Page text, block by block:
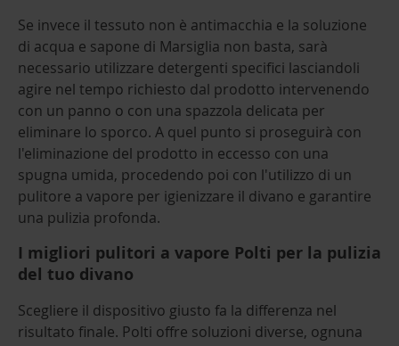
Se invece il tessuto non è antimacchia e la soluzione
di acqua e sapone di Marsiglia non basta, sarà
necessario utilizzare detergenti specifici lasciandoli
agire nel tempo richiesto dal prodotto intervenendo
con un panno o con una spazzola delicata per
eliminare lo sporco. A quel punto si proseguirà con
l'eliminazione del prodotto in eccesso con una
spugna umida, procedendo poi con l'utilizzo di un
pulitore a vapore per igienizzare il divano e garantire
una pulizia profonda.
I migliori pulitori a vapore Polti per la pulizia
del tuo divano
Scegliere il dispositivo giusto fa la differenza nel
risultato finale. Polti offre soluzioni diverse, ognuna